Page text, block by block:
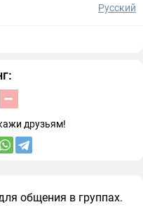
Русский
друзьям!
общения в группах.